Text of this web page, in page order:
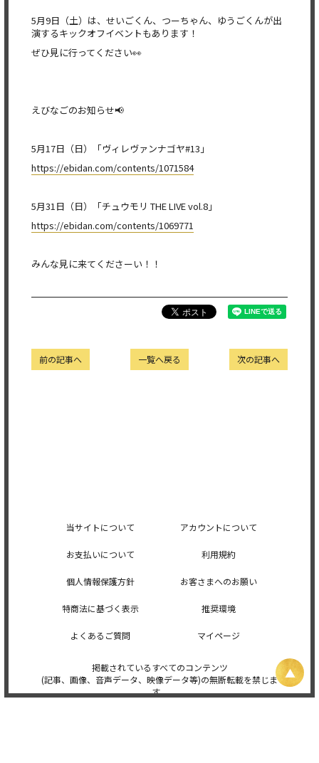
5月9日（土）は、せいごくん、つーちゃん、ゆうごくんが出
演するキックオフイベントもあります！
ぜひ見に行ってください👀
えびなごのお知らせ📢
5月17日（日）「ヴィレヴァンナゴヤ#13」
https://ebidan.com/contents/1071584
5月31日（日）「チュウモリ THE LIVE vol.8」
https://ebidan.com/contents/1069771
みんな見に来てくださーい！！
次の記事へ
一覧へ戻る
前の記事へ
当サイトについて アカウントについて
お支払いについて 利用規約
個人情報保護方針 お客さまへのお願い
特商法に基づく表示 推奨環境
よくあるご質問 マイページ
掲載されているすべてのコンテンツ
(記事、画像、音声データ、映像データ等)の無断転載を禁じま
す。